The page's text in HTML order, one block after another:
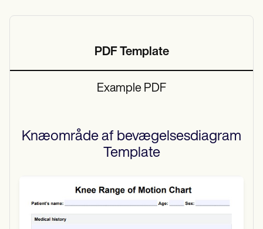
PDF Template
Example PDF
Knæområde af bevægelsesdiagram
Template